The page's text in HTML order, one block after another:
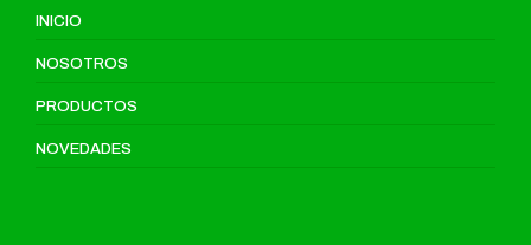
INICIO
NOSOTROS
PRODUCTOS
NOVEDADES